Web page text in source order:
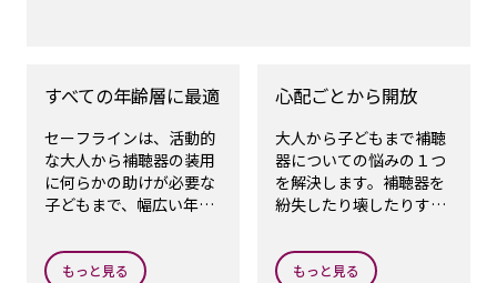
すべての年齢層に最適
セーフラインは、活動的
な大人から補聴器の装用
に何らかの助けが必要な
子どもまで、幅広い年齢
す。
もっと見る
心配ごとから開放
大人から子どもまで補聴
器についての悩みの１つ
を解決します。補聴器を
紛失したり壊したりする
みを諦めなくてもよくな
ります。
もっと見る